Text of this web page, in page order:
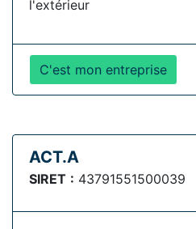
l'extérieur
C'est mon entreprise
ACT.A
SIRET : 43791551500039